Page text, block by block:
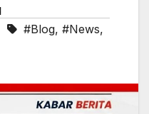
#Blog, #News,